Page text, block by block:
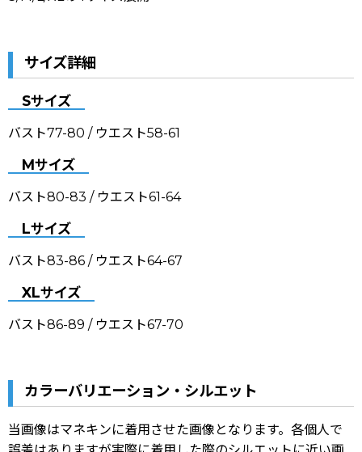
サイズ詳細
Sサイズ
バスト77-80 / ウエスト58-61
Mサイズ
バスト80-83 / ウエスト61-64
Lサイズ
バスト83-86 / ウエスト64-67
XLサイズ
バスト86-89 / ウエスト67-70
カラーバリエーション・シルエット
当画像はマネキンに着用させた画像となります。各個人で